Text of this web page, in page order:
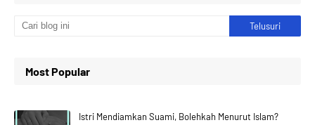
Most Popular
Istri Mendiamkan Suami, Bolehkah Menurut Islam?